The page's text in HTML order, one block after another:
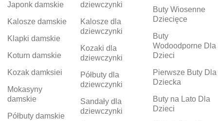
Japonk damskie
Kalosze damskie
Klapki damskie
Koturn damskie
Kozak damksiei
Mokasyny
damskie
Półbuty damskie
dziewczynki
Kalosze dla
dziewczynki
Kozaki dla
dziewczynki
Półbuty dla
dziewczynki
Sandały dla
dziewczynki
Buty Wiosenne
Dziecięce
Buty
Wodoodporne Dla
Dzieci
Pierwsze Buty Dla
Dziecka
Buty na Lato Dla
Dzieci